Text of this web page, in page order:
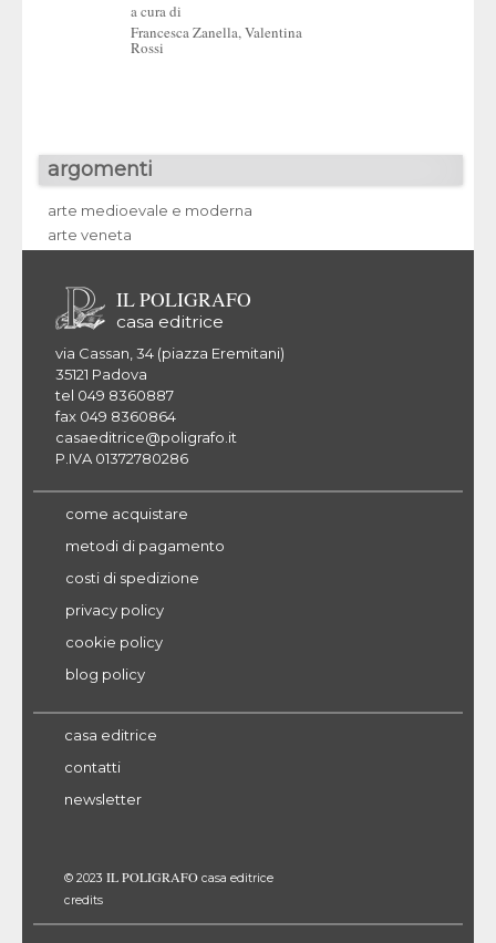
a cura di
Francesca Zanella,Valentina
Rossi
argomenti
arte medioevale e moderna
arte veneta
IL POLIGRAFO
casa editrice
via Cassan, 34 (piazza Eremitani)
35121 Padova
tel 049 8360887
fax 049 8360864
casaeditrice@poligrafo.it
P.IVA 01372780286
come acquistare
metodi di pagamento
costi di spedizione
privacy policy
cookie policy
blog policy
casa editrice
contatti
newsletter
© 2023 IL POLIGRAFO casa editrice
credits